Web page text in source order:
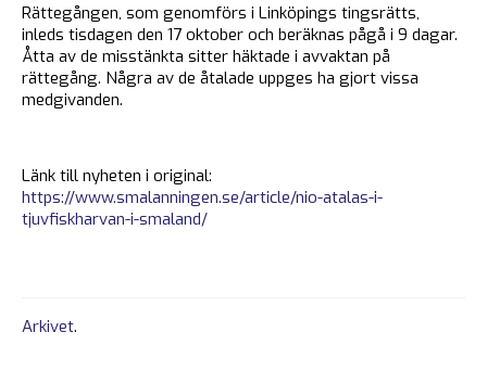
Rättegången, som genomförs i Linköpings tingsrätts,
inleds tisdagen den 17 oktober och beräknas pågå i 9 dagar.
Åtta av de misstänkta sitter häktade i avvaktan på
rättegång. Några av de åtalade uppges ha gjort vissa
medgivanden.
Länk till nyheten i original:
https://www.smalanningen.se/article/nio-atalas-i-
tjuvfiskharvan-i-smaland/
Arkivet.